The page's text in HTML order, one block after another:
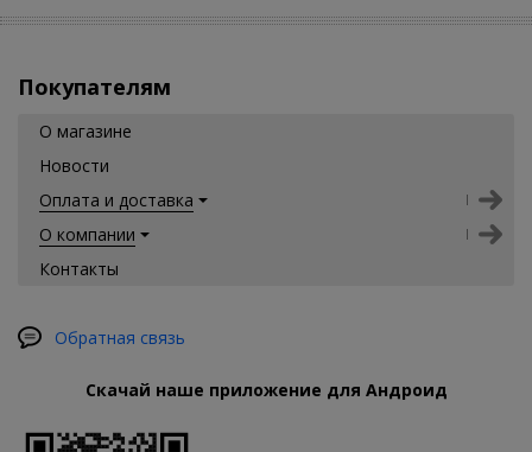
Покупателям
О магазине
Новости
Оплата и доставка
О компании
Контакты
Обратная связь
Скачай наше приложение для Андроид